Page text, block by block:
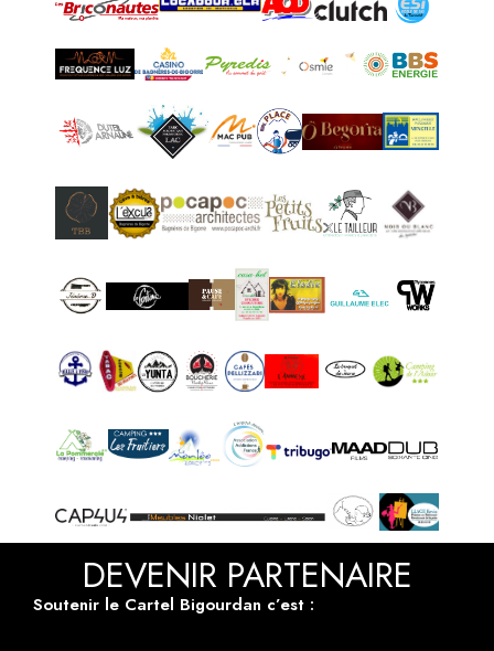
DEVENIR PARTENAIRE
Soutenir le Cartel Bigourdan c’est :